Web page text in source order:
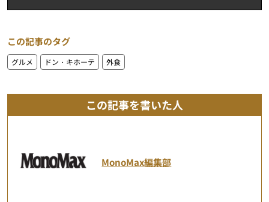
この記事のタグ
グルメ ドン・キホーテ 外食
この記事を書いた人
MonoMax編集部